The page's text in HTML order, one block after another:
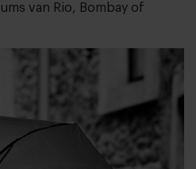
van Rio, Bombay of